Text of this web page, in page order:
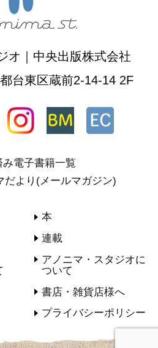
オ｜中央出版株式会社
台東区蔵前2-14-14 2F
み電子書籍一覧
だより(メールマガジン)
本
連載
アノニマ・スタジオに
ついて
書店・雑貨店様へ
プライバシーポリシー